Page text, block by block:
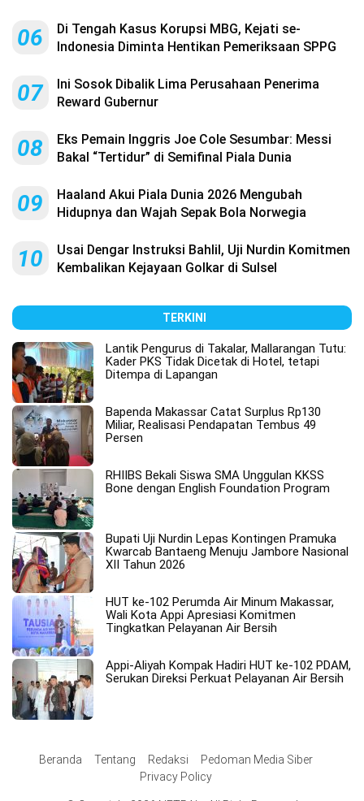
06
Di Tengah Kasus Korupsi MBG, Kejati se-
Indonesia Diminta Hentikan Pemeriksaan SPPG
07
Ini Sosok Dibalik Lima Perusahaan Penerima
Reward Gubernur
08
Eks Pemain Inggris Joe Cole Sesumbar: Messi
Bakal “Tertidur” di Semifinal Piala Dunia
09
Haaland Akui Piala Dunia 2026 Mengubah
Hidupnya dan Wajah Sepak Bola Norwegia
10
Usai Dengar Instruksi Bahlil, Uji Nurdin Komitmen
Kembalikan Kejayaan Golkar di Sulsel
TERKINI
Lantik Pengurus di Takalar, Mallarangan Tutu:
Kader PKS Tidak Dicetak di Hotel, tetapi
Ditempa di Lapangan
Bapenda Makassar Catat Surplus Rp130
Miliar, Realisasi Pendapatan Tembus 49
Persen
RHIIBS Bekali Siswa SMA Unggulan KKSS
Bone dengan English Foundation Program
Bupati Uji Nurdin Lepas Kontingen Pramuka
Kwarcab Bantaeng Menuju Jambore Nasional
XII Tahun 2026
HUT ke-102 Perumda Air Minum Makassar,
Wali Kota Appi Apresiasi Komitmen
Tingkatkan Pelayanan Air Bersih
Appi-Aliyah Kompak Hadiri HUT ke-102 PDAM,
Serukan Direksi Perkuat Pelayanan Air Bersih
Beranda Tentang Redaksi
Pedoman Media Siber
Privacy Policy